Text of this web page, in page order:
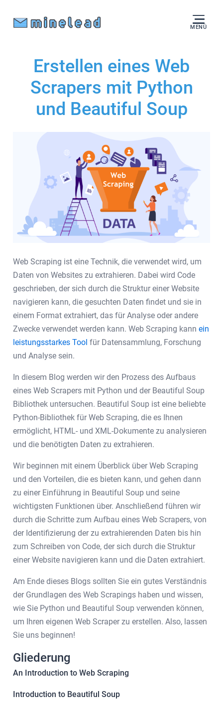
MENÜ
Erstellen eines Web
Scrapers mit Python
und Beautiful Soup
Web Scraping ist eine Technik, die verwendet wird, um
Daten von Websites zu extrahieren. Dabei wird Code
geschrieben, der sich durch die Struktur einer Website
navigieren kann, die gesuchten Daten findet und sie in
einem Format extrahiert, das für Analyse oder andere
Zwecke verwendet werden kann. Web Scraping kannein
leistungsstarkes Tool für Datensammlung, Forschung
und Analyse sein.
In diesem Blog werden wir den Prozess des Aufbaus
eines Web Scrapers mit Python und der Beautiful Soup
Bibliothek untersuchen. Beautiful Soup ist eine beliebte
Python-Bibliothek für Web Scraping, die es Ihnen
ermöglicht, HTML- und XML-Dokumente zu analysieren
und die benötigten Daten zu extrahieren.
Wir beginnen mit einem Überblick über Web Scraping
und den Vorteilen, die es bieten kann, und gehen dann
zu einer Einführung in Beautiful Soup und seine
wichtigsten Funktionen über. Anschließend führen wir
durch die Schritte zum Aufbau eines Web Scrapers, von
der Identifizierung der zu extrahierenden Daten bis hin
zum Schreiben von Code, der sich durch die Struktur
einer Website navigieren kann und die Daten extrahiert.
Am Ende dieses Blogs sollten Sie ein gutes Verständnis
der Grundlagen des Web Scrapings haben und wissen,
wie Sie Python und Beautiful Soup verwenden können,
um Ihren eigenen Web Scraper zu erstellen. Also, lassen
Sie uns beginnen!
Gliederung
An Introduction to Web Scraping
Introduction to Beautiful Soup